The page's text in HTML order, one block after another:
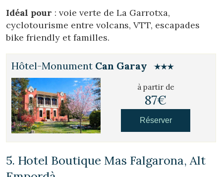
Idéal pour : voie verte de La Garrotxa,
cyclotourisme entre volcans, VTT, escapades
bike friendly et familles.
Hôtel-Monument Can Garay
à partir de
87€
Réserver
5. Hotel Boutique Mas Falgarona, Alt